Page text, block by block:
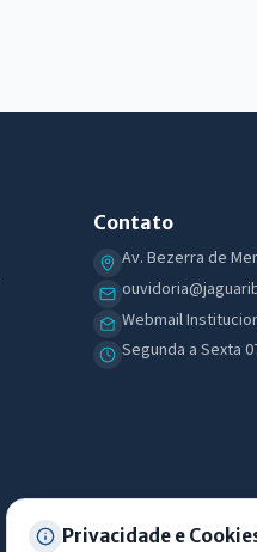
Contato
Av. Bezerra de
Webmail
Segunda a Sexta
Privacidade e